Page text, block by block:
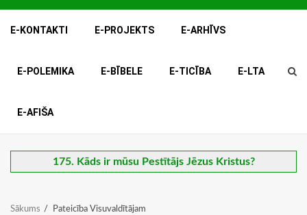
E-KONTAKTI E-PROJEKTS E-ARHĪVS
E-POLEMIKA E-BĪBELE E-TICĪBA E-LTA
E-AFIŠA
175. Kāds ir mūsu Pestītājs Jēzus Kristus?
Sākums Pateicība Visuvaldītājam